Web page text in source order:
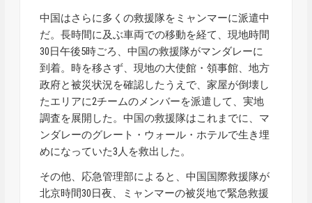
中国はさらに多くの救援隊をミャンマーに派遣中
だ。長時間に及ぶ車両での移動を経て、現地時間
30日午後5時ごろ、中国の救援隊がマンダレーに
到着。時を移さず、現地の大使館・領事館、地方
政府と被災状況を確認したうえで、家屋が倒壊し
たエリアに2チームのメンバーを派遣して、実地
調査を展開した。中国の救援隊はこれまでに、マ
ンダレーのグレート・ウォール・ホテルで生き埋
めになっていた3人を救出した。
その他、応急管理部によると、中国国際救援隊が
北京時間30日夜、ミャンマーの被災地で緊急救援